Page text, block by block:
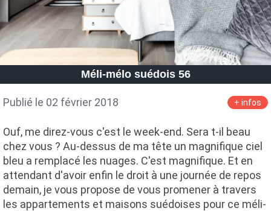
Méli-mélo suédois 56
Publié le 02 février 2018 + infos
Ouf, me direz-vous c'est le week-end. Sera t-il beau
chez vous ? Au-dessus de ma tête un magnifique ciel
bleu a remplacé les nuages. C'est magnifique. Et en
attendant d'avoir enfin le droit à une journée de repos
demain, je vous propose de vous promener à travers
les appartements et maisons suédoises pour ce méli-